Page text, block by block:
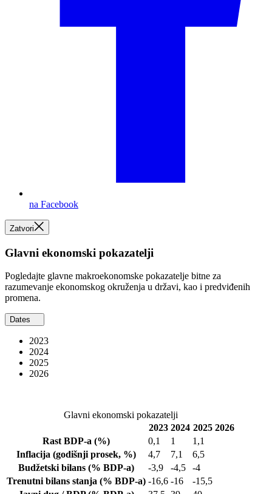
na Facebook
Zatvori
Glavni ekonomski pokazatelji
Pogledajte glavne makroekonomske pokazatelje bitne za
razumevanje ekonomskog okruženja u državi, kao i predviđenih
promena.
Dates
2023
2024
2025
2026
Glavni ekonomski pokazatelji
2023 2024 2025 2026
Rast BDP-a (%) 0,1 1
1,1
Inflacija (godišnji prosek, %) 4,7 7,1
6,5
Budžetski bilans (% BDP-a) -3,9 -4,5
-4
Trenutni bilans stanja (% BDP-a) -16,6 -16
-15,5